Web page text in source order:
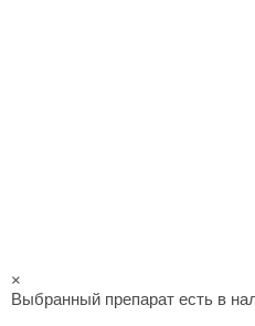
×
Выбранный препарат есть в